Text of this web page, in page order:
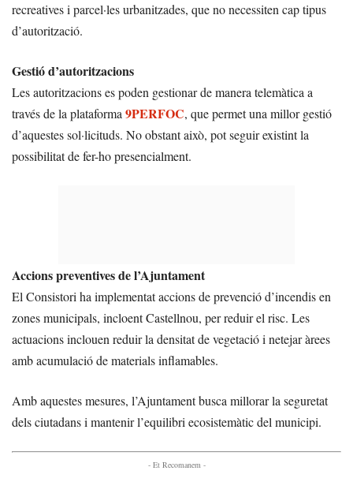
recreatives i parcel·les urbanitzades, que no necessiten cap tipus
d’autorització.
Gestió d’autoritzacions
Les autoritzacions es poden gestionar de manera telemàtica a
través de la plataforma 9PERFOC, que permet una millor gestió
d’aquestes sol·licituds. No obstant això, pot seguir existint la
possibilitat de fer-ho presencialment.
Accions preventives de l’Ajuntament
El Consistori ha implementat accions de prevenció d’incendis en
zones municipals, incloent Castellnou, per reduir el risc. Les
actuacions inclouen reduir la densitat de vegetació i netejar àrees
amb acumulació de materials inflamables.
Amb aquestes mesures, l’Ajuntament busca millorar la seguretat
dels ciutadans i mantenir l’equilibri ecosistemàtic del municipi.
- Et Recomanem -